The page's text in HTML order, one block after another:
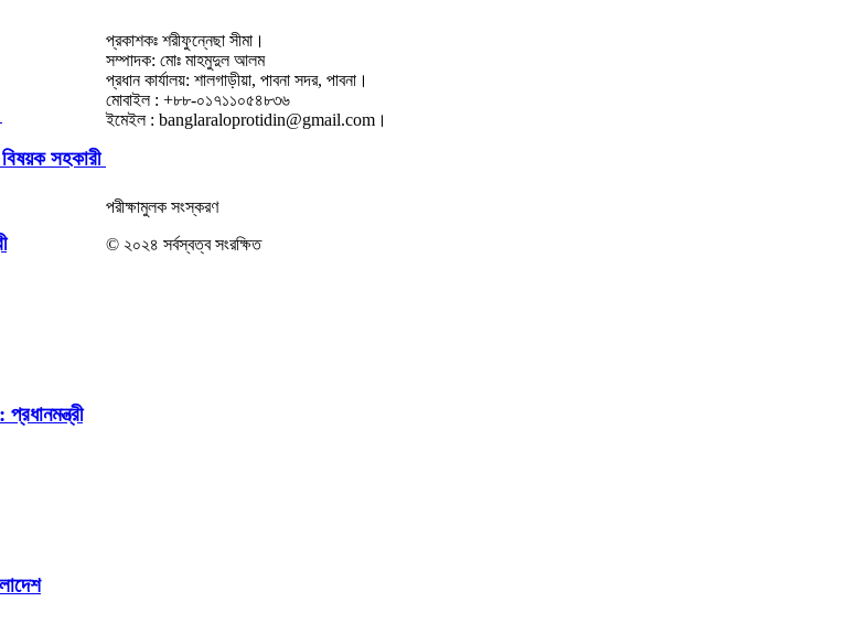
সহকারী
প্রকাশকঃ শরীফুন্নেছা সীমা।
সম্পাদক: মোঃ মাহমুদুল আলম
প্রধান কার্যালয়: শালগাড়ীয়া, পাবনা সদর, পাবনা।
মোবাইল : +৮৮-০১৭১১০৫৪৮৩৬
ইমেইল : banglaraloprotidin@gmail.com।
পরীক্ষামুলক সংস্করণ
© ২০২৪ সর্বস্বত্ব সংরক্ষিত